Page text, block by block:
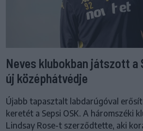
Neves klubokban játszott a
új középhátvédje
Újabb tapasztalt labdarúgóval
keretét a Sepsi OSK. A háromszéki
Lindsay Rose-t szerződtette, aki